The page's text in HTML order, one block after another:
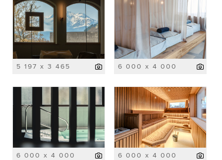
5 197 x 3 465 6 000 x 4 000
6 000 x 4 000 6 000 x 4 000